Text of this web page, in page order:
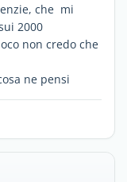
che mi
2000
non credo che
ne pensi